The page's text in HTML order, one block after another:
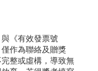
《有效發票號
作為聯絡及贈獎
整或虛構，導致無